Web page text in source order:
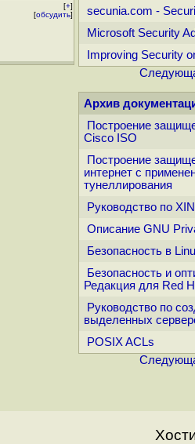
[+]
[обсудить]
secunia.com -
Microsoft Security
Improving Security
Архив
Построение
Cisco ISO
Построение
интернет с
тунеллирования
Руководство по
Описание GNU
Безопасность в
Безопасность и
Редакция для Red
Руководство по
выделенных
POSIX ACLs